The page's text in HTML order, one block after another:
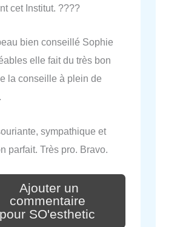
cet Institut. ????
bien conseillé Sophie
elle fait du très bon
la conseille à plein de
sympathique et
parfait. Très pro. Bravo.
Ajouter un
commentaire
pour SO'esthetic